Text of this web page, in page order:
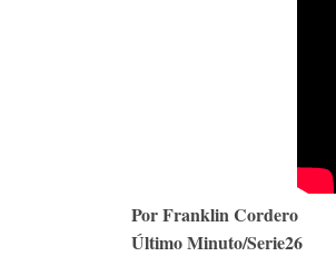
Por Franklin Cordero
Último Minuto/Serie26